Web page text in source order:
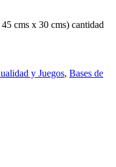
cms x 30 cms) cantidad
y Juegos, Bases de